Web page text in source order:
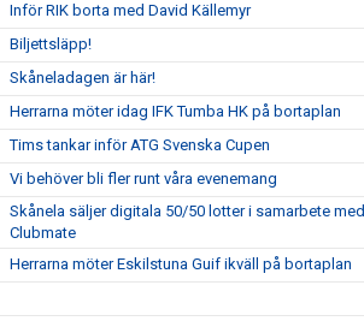
Inför RIK borta med David Källemyr
Biljettsläpp!
Skåneladagen är här!
Herrarna möter idag IFK Tumba HK på bortaplan
Tims tankar inför ATG Svenska Cupen
Vi behöver bli fler runt våra evenemang
Skånela säljer digitala 50/50 lotter i samarbete med
Clubmate
Herrarna möter Eskilstuna Guif ikväll på bortaplan